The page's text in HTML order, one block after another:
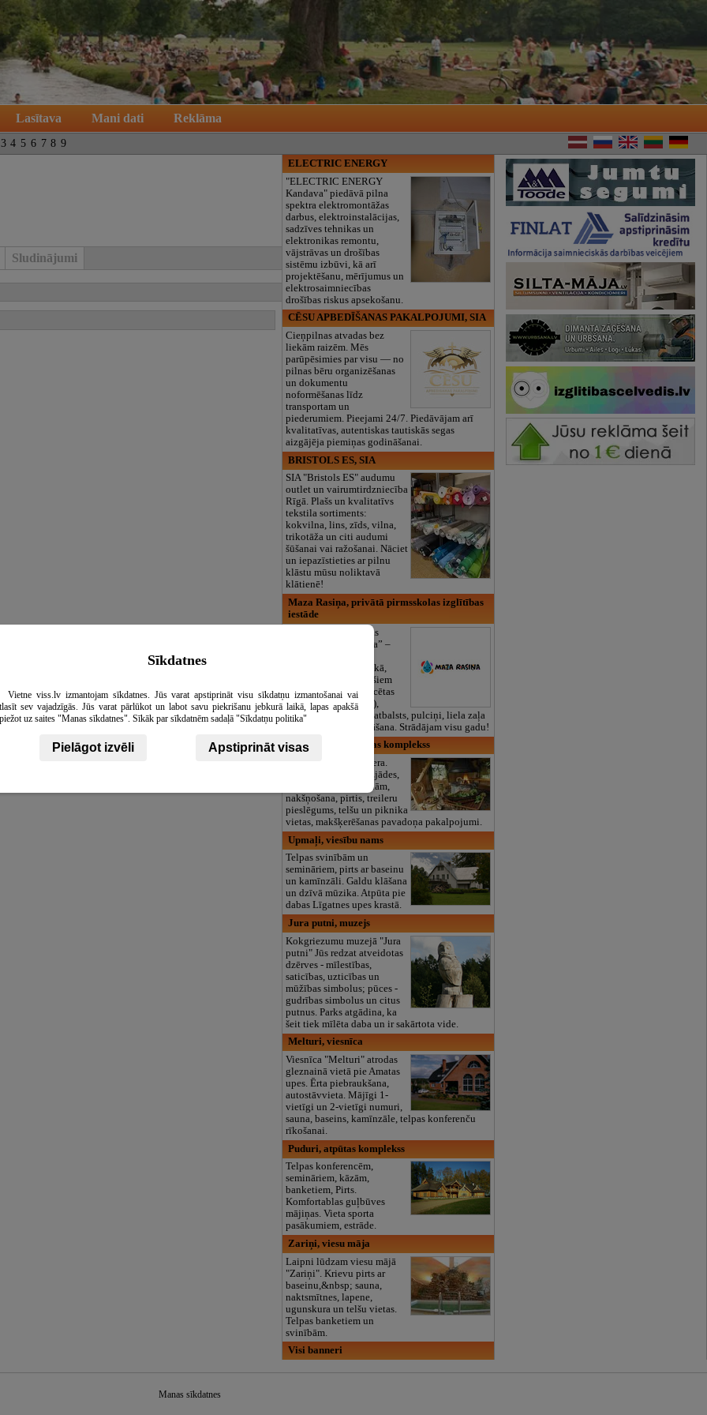
Lasītava Mani dati Reklāma
3 4 5 6 7 8 9
Sludinājumi
ELECTRIC ENERGY
"ELECTRIC ENERGY
Kandava" piedāvā pilna
spektra elektromontāžas
darbus, elektroinstalācijas,
sadzīves tehnikas un
elektronikas remontu,
vājstrāvas un drošības
sistēmu izbūvi, kā arī
projektēšanu, mērījumus un
elektrosaimniecības
drošības riskus apsekošanu.
CĒSU APBEDĪŠANAS PAKALPOJUMI, SIA
Cieņpilnas atvadas bez
liekām raizēm. Mēs
parūpēsimies par visu — no
pilnas bēru organizēšanas
un dokumentu
noformēšanas līdz
transportam un
piederumiem. Pieejami 24/7. Piedāvājam arī
kvalitatīvas, autentiskas tautiskās segas
aizgājēja piemiņas godināšanai.
BRISTOLS ES, SIA
SIA "Bristols ES" audumu
outlet un vairumtirdzniecība
Rīgā. Plašs un kvalitatīvs
tekstila sortiments:
kokvilna, lins, zīds, vilna,
trikotāža un citi audumi
šūšanai vai ražošanai. Nāciet
un iepazīstieties ar pilnu
klāstu mūsu noliktavā
klātienē!
Maza Rasiņa, privātā pirmsskolas izglītības
iestāde
Pirmsskolas izglītības
iestāde “Maza Rasiņa” –
Pārdaugavā, Zasulaukā,
bērniem no 10 mēnešiem
līdz 6 gadiem. Licencētas
programmas (LV/RU),
logopēds, speciālais atbalsts, pulciņi, liela zaļa
teritorija un 3x ēdināšana. Strādājam visu gadu!
Zāgkalni ZS, atpūtas komplekss
Atpūta pie Usmas ezera.
Guļbūves mājiņas, izjādes,
izbraucieni ar kamanām,
nakšņošana, pirtis, treileru
pieslēgums, telšu un piknika
vietas, makšķerēšanas pavadoņa pakalpojumi.
Upmaļi, viesību nams
Telpas svinībām un
semināriem, pirts ar baseinu
un kamīnzāli. Galdu klāšana
un dzīvā mūzika. Atpūta pie
dabas Līgatnes upes krastā.
Jura putni, muzejs
Kokgriezumu muzejā "Jura
putni" Jūs redzat atveidotas
dzērves - mīlestības,
saticības, uzticības un
mūžības simbolus; pūces -
gudrības simbolus un citus
putnus. Parks atgādina, ka
šeit tiek mīlēta daba un ir sakārtota vide.
Melturi, viesnīca
Viesnīca "Melturi" atrodas
gleznainā vietā pie Amatas
upes. Ērta piebraukšana,
autostāvvieta. Mājīgi 1-
vietīgi un 2-vietīgi numuri,
sauna, baseins, kamīnzāle, telpas konferenču
rīkošanai.
Puduri, atpūtas komplekss
Telpas konferencēm,
semināriem, kāzām,
banketiem, Pirts.
Komfortablas guļbūves
mājiņas. Vieta sporta
pasākumiem, estrāde.
Zariņi, viesu māja
Laipni lūdzam viesu mājā
"Zariņi". Krievu pirts ar
baseinu,&nbsp; sauna,
naktsmītnes, lapene,
ugunskura un telšu vietas.
Telpas banketiem un
svinībām.
Visi banneri
Sīkdatnes
Vietne viss.lv izmantojam sīkdatnes. Jūs varat apstiprināt visu sīkdatņu izmantošanai vai
sev vajadzīgās. Jūs varat pārlūkot un labot savu piekrišanu jebkurā laikā, lapas apakšā
uz saites "Manas sīkdatnes". Sīkāk par sīkdatnēm sadaļā "Sīkdatņu politika"
Pielāgot izvēli Apstiprināt visas
Manas sīkdatnes